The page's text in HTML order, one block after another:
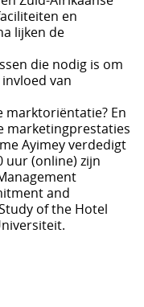
en
lijken de
die nodig is om
van
marktoriëntatie? En
marketingprestaties
Ayimey verdedigt
uur (online) zijn
and
of the Hotel